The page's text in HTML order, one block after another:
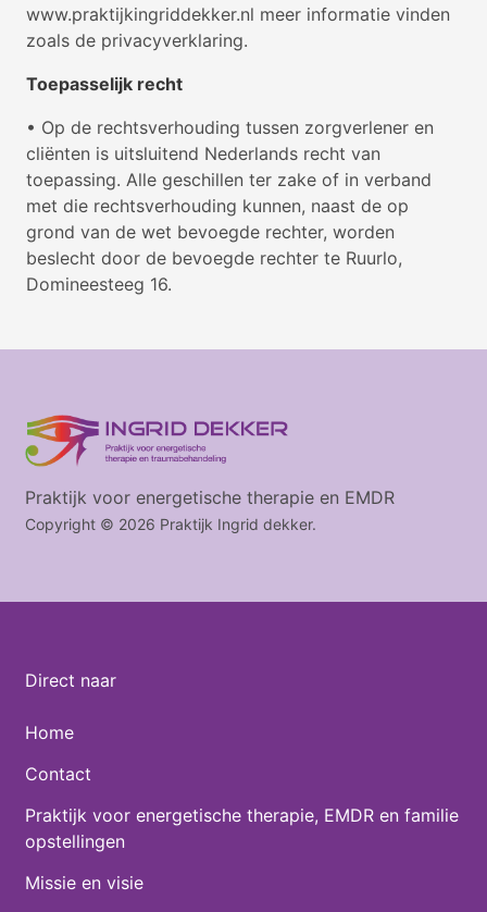
www.praktijkingriddekker.nl meer informatie vinden
zoals de privacyverklaring.
Toepasselijk recht
• Op de rechtsverhouding tussen zorgverlener en
cliënten is uitsluitend Nederlands recht van
toepassing. Alle geschillen ter zake of in verband
met die rechtsverhouding kunnen, naast de op
grond van de wet bevoegde rechter, worden
beslecht door de bevoegde rechter te Ruurlo,
Domineesteeg 16.
Praktijk voor energetische therapie en EMDR
Copyright © 2026 Praktijk Ingrid dekker.
Direct naar
Home
Contact
Praktijk voor energetische therapie, EMDR en familie
opstellingen
Missie en visie